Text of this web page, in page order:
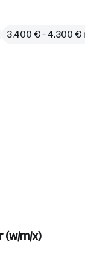
3.400 € – 4.300
m/x)